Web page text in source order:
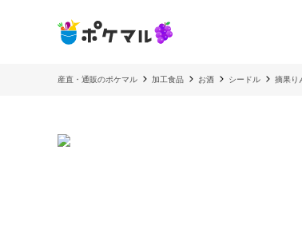
産直・通販のポケマル 加工食品 お酒 シードル 摘果り